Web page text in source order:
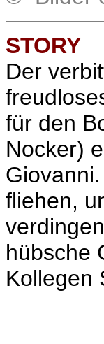
STORY
Der
für den
Nocker)
fliehen,
hübsche
Kollegen